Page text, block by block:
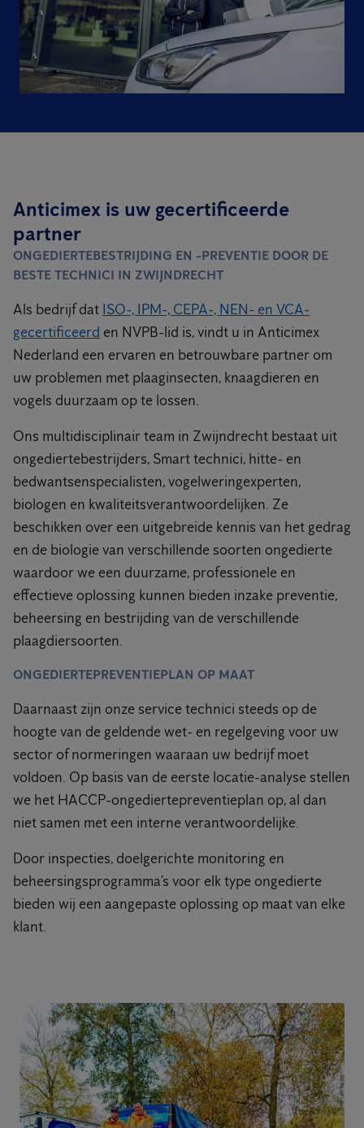
Anticimex is uw gecertificeerde
partner
ONGEDIERTEBESTRIJDING EN -PREVENTIE DOOR DE
BESTE TECHNICI IN ZWIJNDRECHT
Als bedrijf dat ISO-, IPM-, CEPA-, NEN- en VCA-
gecertificeerd en NVPB-lid is, vindt u in Anticimex
Nederland een ervaren en betrouwbare partner om
uw problemen met plaaginsecten, knaagdieren en
vogels duurzaam op te lossen.
Ons multidisciplinair team in Zwijndrecht bestaat uit
ongediertebestrijders, Smart technici, hitte- en
bedwantsenspecialisten, vogelweringexperten,
biologen en kwaliteitsverantwoordelijken. Ze
beschikken over een uitgebreide kennis van het gedrag
en de biologie van verschillende soorten ongedierte
waardoor we een duurzame, professionele en
effectieve oplossing kunnen bieden inzake preventie,
beheersing en bestrijding van de verschillende
plaagdiersoorten.
ONGEDIERTEPREVENTIEPLAN OP MAAT
Daarnaast zijn onze service technici steeds op de
hoogte van de geldende wet- en regelgeving voor uw
sector of normeringen waaraan uw bedrijf moet
voldoen. Op basis van de eerste locatie-analyse stellen
we het HACCP-ongediertepreventieplan op, al dan
niet samen met een interne verantwoordelijke.
Door inspecties, doelgerichte monitoring en
beheersingsprogramma’s voor elk type ongedierte
bieden wij een aangepaste oplossing op maat van elke
klant.